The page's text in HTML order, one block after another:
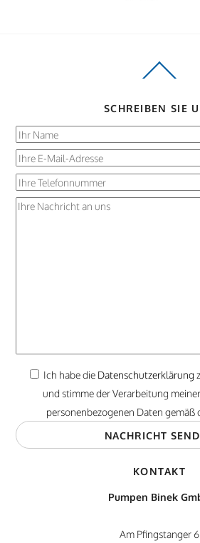
To
SCHREIBEN SIE
Ich habe die Datenschutzerklärung
und stimme der Verarbeitung
personenbezogenen Daten gemäß
KONTAKT
Pumpen Binek
Am Pfingstanger 6